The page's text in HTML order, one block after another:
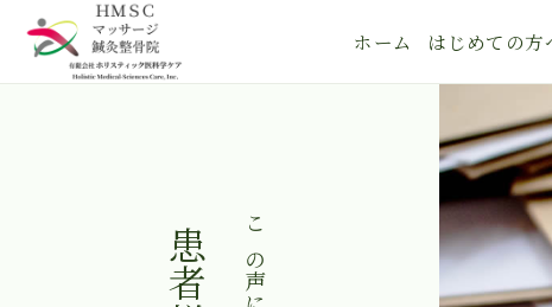
ホーム はじめての方